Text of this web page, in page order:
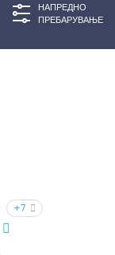
НАПРЕДНО
ПРЕБАРУВАЊЕ
+7